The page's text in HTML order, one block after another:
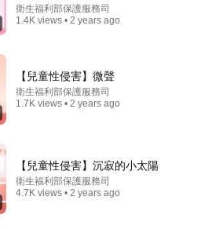
226 views
衛生福利部保護服務司
1.4K views • 2 years ago
【兒童性侵害】微聲
衛生福利部保護服務司
1.7K views • 2 years ago
【兒童性侵害】沉寂的小太陽
衛生福利部保護服務司
4.7K views • 2 years ago